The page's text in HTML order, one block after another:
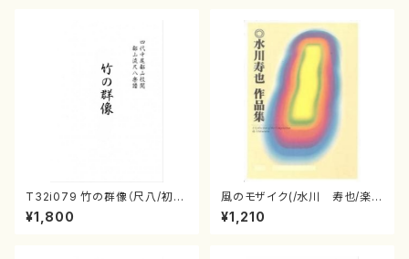
T32i079 竹の群像（尺八/初代
山本邦山/尺八/都山式譜）都山
流公刊楽譜曲番:528
¥1,800
風のモザイク(/水川 寿也/楽
譜）
¥1,210